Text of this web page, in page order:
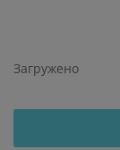
Загружено